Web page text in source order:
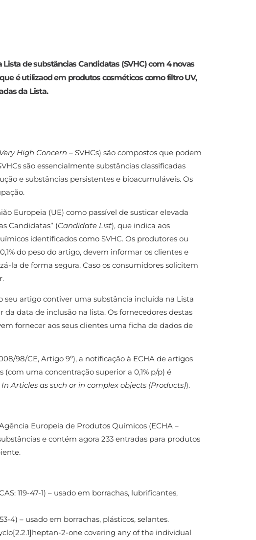
Lista de substâncias Candidatas (SVHC) com 4 novas
é utilizaod em produtos cosméticos como filtro UV,
da Lista.
High Concern – SVHCs) são compostos que podem
são essencialmente substâncias classificadas
e substâncias persistentes e bioacumuláveis. Os
Europeia (UE) como passível de susticar elevada
Candidatas” (Candidate List), que indica aos
identificados como SVHC. Os produtores ou
do peso do artigo, devem informar os clientes e
la de forma segura. Caso os consumidores solicitem
seu artigo contiver uma substância incluída na Lista
data de inclusão na lista. Os fornecedores destas
fornecer aos seus clientes uma ficha de dados de
98/CE, Artigo 9º), a notificação à ECHA de artigos
uma concentração superior a 0,1% p/p) é
Articles as such or in complex objects (Products)).
Europeia de Produtos Químicos (ECHA –
e contém agora 233 entradas para produtos
119-47-1) – usado em borrachas, lubrificantes,
4) – usado em borrachas, plásticos, selantes.
2-one covering any of the individual